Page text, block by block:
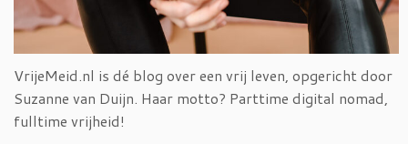
VrijeMeid.nl is dé blog over een vrij leven, opgericht door
Suzanne van Duijn. Haar motto? Parttime digital nomad,
fulltime vrijheid!